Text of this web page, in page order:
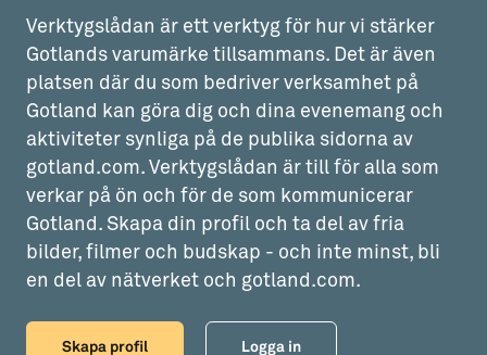
Aktiviteter
Sustainable Plejs
Möten & kongresser
Hansestaden världsarv
Almedalsveckan
Visby Centrum
→ Gutamål och gotländska
Allt om bostad
→ Hyra bostad
→ Köpa bostad
Allt om livet på Ön
→ Föreningsliv
Verktygslådan är ett verktyg för hur vi stärker
Gotlands varumärke tillsammans. Det är även
platsen där du som bedriver verksamhet på
Gotland kan göra dig och dina evenemang och
aktiviteter synliga på de publika sidorna av
gotland.com. Verktygslådan är till för alla som
verkar på ön och för de som kommunicerar
Gotland. Skapa din profil och ta del av fria
bilder, filmer och budskap - och inte minst, bli
en del av nätverket och gotland.com.
Skapa profil Logga in